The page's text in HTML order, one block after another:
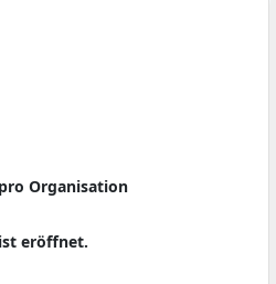
Organisation
eröffnet.